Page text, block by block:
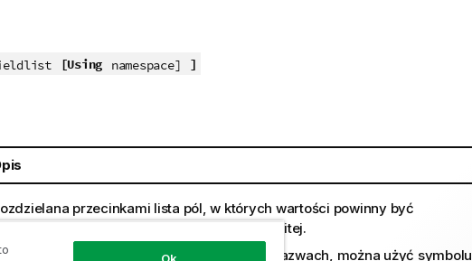
[Using namespace] ]
przecinkami lista pól, w których wartości powinny być
zastąpione unikatową wartością liczby całkowitej.
uwzględnić wszystkiepola o zgodnych nazwach, można użyć symbolu